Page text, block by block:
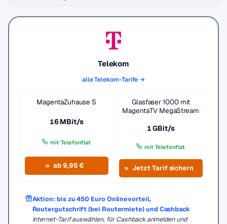
Telekom
alle Telekom-Tarife →
MagentaZuhause S
16 MBit/s
mit Telefonflat
ab 9,95 €
Glasfaser 1000 mit
MagentaTV MegaStream
1 GBit/s
mit Telefonflat
Jetzt Tarif sichern
Aktion: bis zu 450 Euro Onlinevorteil,
Routergutschrift (bei Routermiete) und Cashback
Internet-Tarif auswählen, für Cashback anmelden und